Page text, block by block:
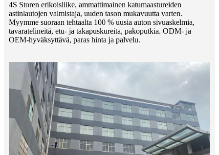
4S Storen erikoisliike, ammattimainen katumaastureiden
astinlautojen valmistaja, uuden tason mukavuutta varten.
Myymme suoraan tehtaalta 100 % uusia auton sivuaskelmia,
tavaratelineitä, etu- ja takapuskureita, pakoputkia. ODM- ja
OEM-hyväksyttävä, paras hinta ja palvelu.